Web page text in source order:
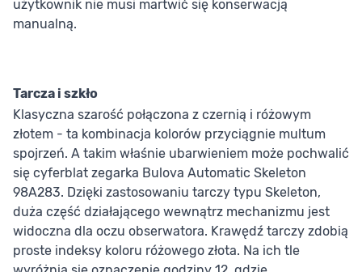
użytkownik nie musi martwić się konserwacją
manualną.
Tarcza i szkło
Klasyczna szarość połączona z czernią i różowym
złotem - ta kombinacja kolorów przyciągnie multum
spojrzeń. A takim właśnie ubarwieniem może pochwalić
się cyferblat zegarka Bulova Automatic Skeleton
98A283. Dzięki zastosowaniu tarczy typu Skeleton,
duża część działającego wewnątrz mechanizmu jest
widoczna dla oczu obserwatora. Krawędź tarczy zdobią
proste indeksy koloru różowego złota. Na ich tle